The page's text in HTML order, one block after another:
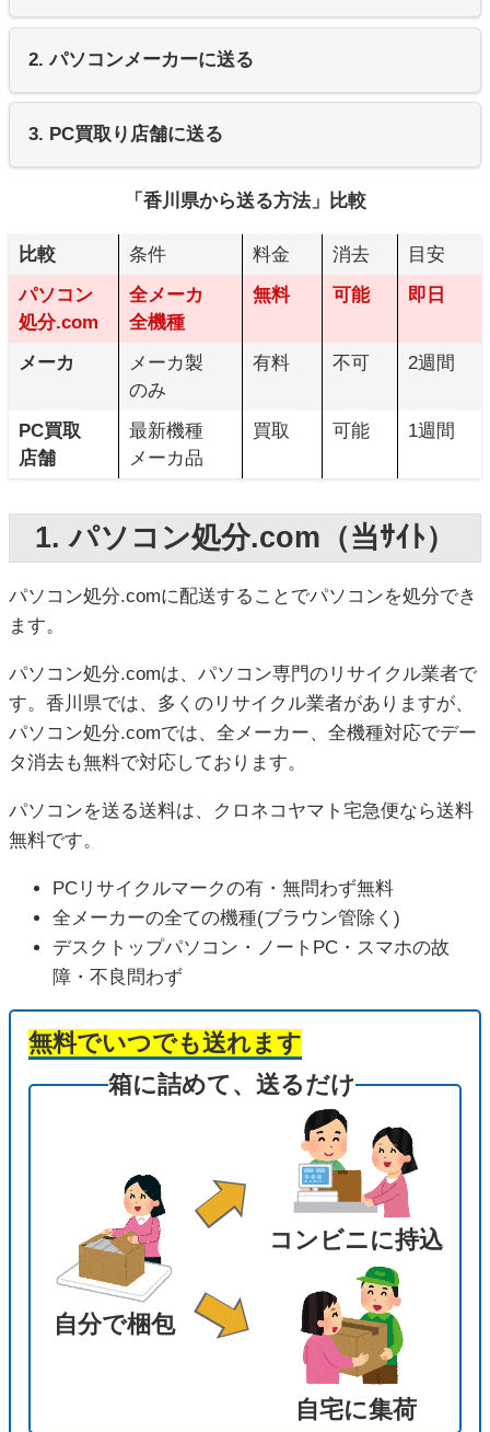
2. パソコンメーカーに送る
3. PC買取り店舗に送る
「香川県から送る方法」比較
比較 条件 料金 消去
目安
パソコン
処分.com
全メーカ
全機種
無料 可能 即日
メーカ
メーカ製
のみ
有料 不可 2週間
PC買取
店舗
最新機種
メーカ品
買取 可能 1週間
1. パソコン処分.com（当ｻｲﾄ）
パソコン処分.comに配送することでパソコンを処分でき
ます。
パソコン処分.comは、パソコン専門のリサイクル業者で
す。香川県では、多くのリサイクル業者がありますが、
パソコン処分.comでは、全メーカー、全機種対応でデー
タ消去も無料で対応しております。
パソコンを送る送料は、クロネコヤマト宅急便なら送料
無料です。
PCリサイクルマークの有・無問わず無料
全メーカーの全ての機種(ブラウン管除く)
デスクトップパソコン・ノートPC・スマホの故
障・不良問わず
無料でいつでも送れます
箱に詰めて、送るだけ
自分で梱包
コンビニに持込
自宅に集荷